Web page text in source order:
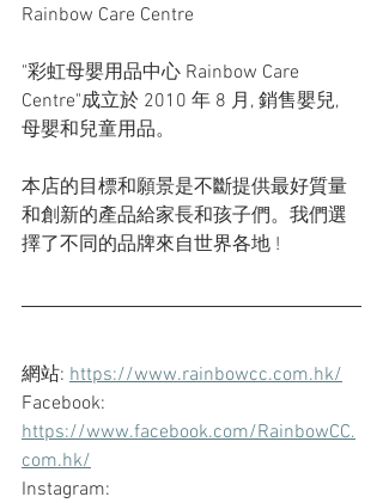
Rainbow Care Centre
"彩虹母嬰用品中心 Rainbow Care
Centre"成立於 2010 年 8 月, 銷售嬰兒,
母嬰和兒童用品。
本店的目標和願景是不斷提供最好質量
和創新的產品給家長和孩子們。我們選
擇了不同的品牌來自世界各地 !
網站: https://www.rainbowcc.com.hk/
Facebook:
https://www.facebook.com/RainbowCC.
com.hk/
Instagram: